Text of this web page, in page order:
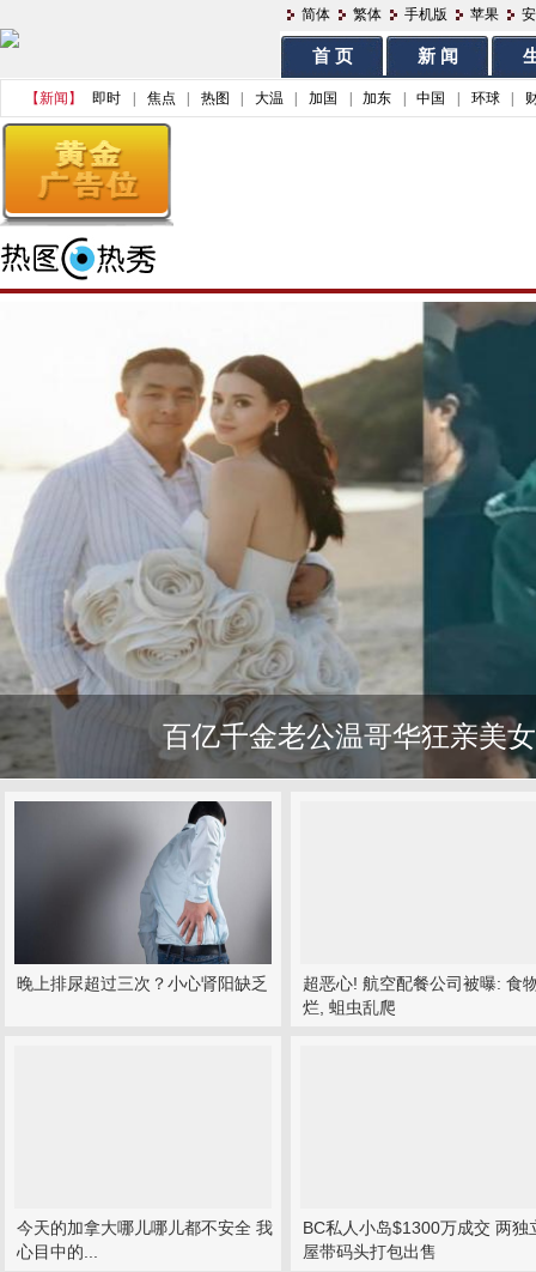
简体 繁体 手机版 苹果
首 页 新 闻
【新闻】 即时 焦点 热图 大温 加国 加东 中国 环球
百亿千金老公温哥华狂亲美
晚上排尿超过三次？小心肾阳缺乏
超恶心! 航空配餐公司被曝: 食
烂, 蛆虫乱爬
今天的加拿大哪儿哪儿都不安全 我
心目中的...
BC私人小岛$1300万成交 两独
屋带码头打包出售